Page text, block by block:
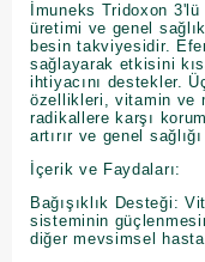
İmuneks Tridoxon
üretimi ve genel
besin takviyesidir.
sağlayarak etkisini
ihtiyacını destekler.
özellikleri, vitamin ve
radikallere karşı
artırır ve genel
İçerik ve Faydaları:
Bağışıklık Desteği:
sisteminin
diğer mevsimsel